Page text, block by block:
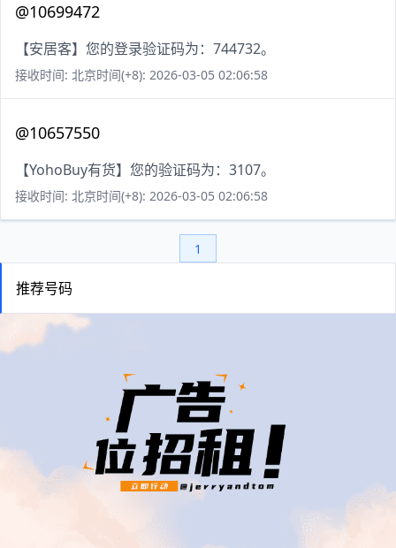
@10699472
【安居客】您的登录验证码为：744732。
接收时间: 北京时间(+8): 2026-03-05 02:06:58
@10657550
【YohoBuy有货】您的验证码为：3107。
接收时间: 北京时间(+8): 2026-03-05 02:06:58
1
推荐号码